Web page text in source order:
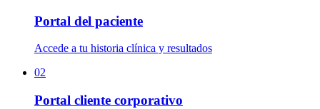
Portal del paciente
Accede a tu historia clínica y resultados
02
Portal cliente corporativo